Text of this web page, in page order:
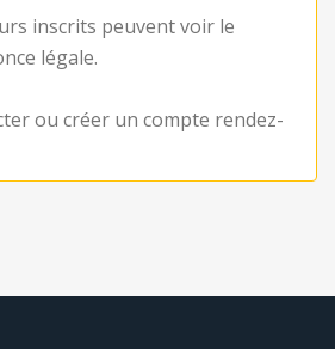
inscrits peuvent voir le
légale.
ou créer un compte rendez-